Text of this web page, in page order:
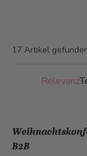
17 Artikel
Relevanz
B2B